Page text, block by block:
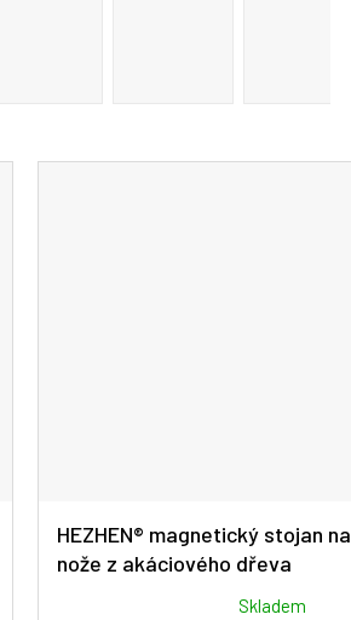
HEZHEN® magnetický stojan na
nože z akáciového dřeva
Skladem